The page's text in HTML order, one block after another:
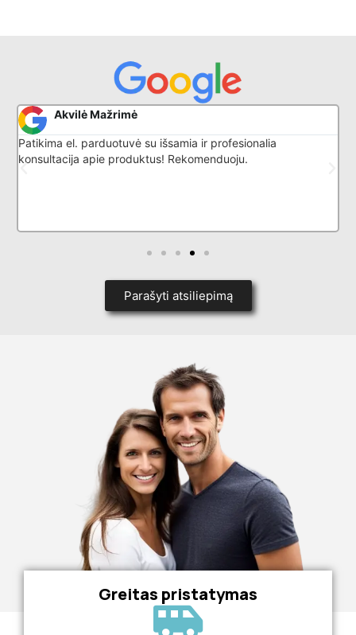
Akvilė Mažrimė
Patikima el. parduotuvė su išsamia ir profesionalia
konsultacija apie produktus! Rekomenduoju.
Parašyti atsiliepimą
Greitas pristatymas